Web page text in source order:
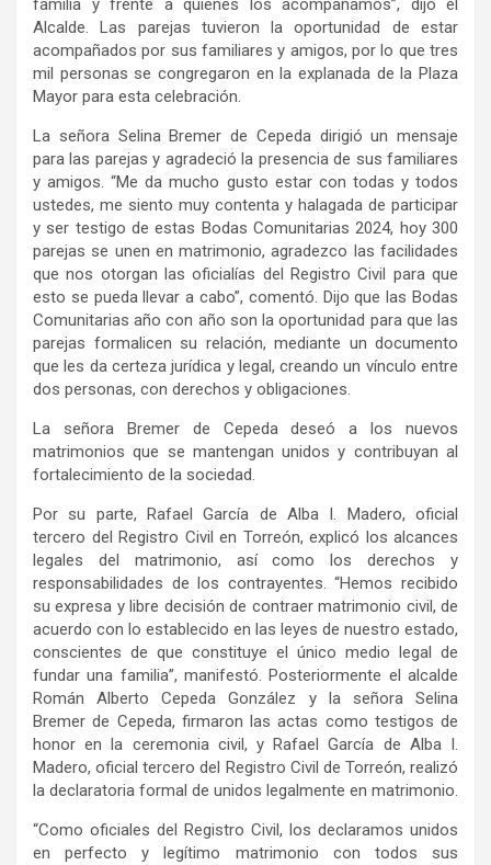
familia y frente a quienes los acompañamos”, dijo el
Alcalde. Las parejas tuvieron la oportunidad de estar
acompañados por sus familiares y amigos, por lo que tres
mil personas se congregaron en la explanada de la Plaza
Mayor para esta celebración.
La señora Selina Bremer de Cepeda dirigió un mensaje
para las parejas y agradeció la presencia de sus familiares
y amigos. “Me da mucho gusto estar con todas y todos
ustedes, me siento muy contenta y halagada de participar
y ser testigo de estas Bodas Comunitarias 2024, hoy 300
parejas se unen en matrimonio, agradezco las facilidades
que nos otorgan las oficialías del Registro Civil para que
esto se pueda llevar a cabo”, comentó. Dijo que las Bodas
Comunitarias año con año son la oportunidad para que las
parejas formalicen su relación, mediante un documento
que les da certeza jurídica y legal, creando un vínculo entre
dos personas, con derechos y obligaciones.
La señora Bremer de Cepeda deseó a los nuevos
matrimonios que se mantengan unidos y contribuyan al
fortalecimiento de la sociedad.
Por su parte, Rafael García de Alba I. Madero, oficial
tercero del Registro Civil en Torreón, explicó los alcances
legales del matrimonio, así como los derechos y
responsabilidades de los contrayentes. “Hemos recibido
su expresa y libre decisión de contraer matrimonio civil, de
acuerdo con lo establecido en las leyes de nuestro estado,
conscientes de que constituye el único medio legal de
fundar una familia”, manifestó. Posteriormente el alcalde
Román Alberto Cepeda González y la señora Selina
Bremer de Cepeda, firmaron las actas como testigos de
honor en la ceremonia civil, y Rafael García de Alba I.
Madero, oficial tercero del Registro Civil de Torreón, realizó
la declaratoria formal de unidos legalmente en matrimonio.
“Como oficiales del Registro Civil, los declaramos unidos
en perfecto y legítimo matrimonio con todos sus